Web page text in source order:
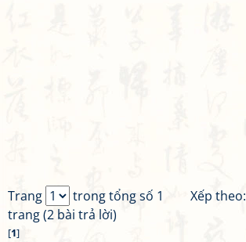
Xếp theo:
Trang
trong tổng số 1
trang (2 bài trả lời)
[1]